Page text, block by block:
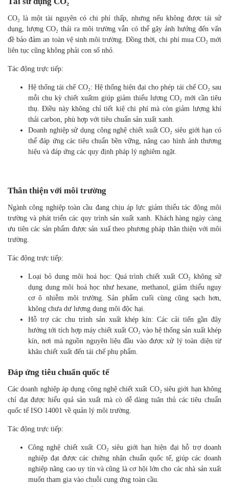
thực phẩm chứ năng.
ứng tốt xu hướng này khi tạo ra các sản phẩm tinh khiết, không dư
lượng dung môi và bảo toàn tối đa hoạt chất.
Tái sử dụng CO₂
dụng, lượng CO₂ thải ra môi trường vẫn có thể gây ảnh hưởng đến
vấn đề bảo đảm an toàn vệ sinh môi trường. Đồng thời, chi phí
mua CO₂ mới liên tục cũng không phải con số nhỏ.
Tác động trực tiếp:
Hệ thống tái chế CO₂: Hệ thống hiện đại cho phép tái chế CO₂
sau mỗi chu kỳ chiết xuấtm giúp giảm thiểu lượng CO₂ mới
cần tiêu thụ. Điều này không chỉ tiết kiệ chi phí mà còn giảm
ảnh thương hiệu và đáp ứng các quy định pháp lý nghiêm
ngặt.
Thân thiện với môi trường
Ngành công nghiệp toàn cầu đang chịu áp lực giảm thiểu tác động
môi trường và phát triển các quy trình sản xuất xanh. Khách hàng
ngày càng ưu tiên các sản phẩm được sản xuấ theo phương pháp
thân thiện với môi trường.
Tác động trực tiếp:
Loại bỏ dung môi hoá học: Quá trình chiết xuất CO₂ không sử
dụng dung môi hoá học như hexane, methanol, giảm thiểu
nguy cơ ô nhiễm môi trường. Sản phẩm cuối cùng cũng sạch
Hỗ trợ các chu trình sản xuất khép kín: Các cải tiến gần đây
khép kín, nơi mà nguồn nguyên liệu đầu vào được xử lý toàn
diện từ khâu chiết xuất đến tái chế phụ phẩm.
Đáp ứng tiêu chuẩn quốc tế
Các doanh nghiệp áp dụng công nghệ chiết xuất CO₂ siêu giới hạn
không chỉ đạt được hiểu quả sản xuất mà cò dễ dàng tuân thủ các
tiêu chuẩn quốc tế ISO 14001 về quản lý môi trường.
Tác động trực tiếp: